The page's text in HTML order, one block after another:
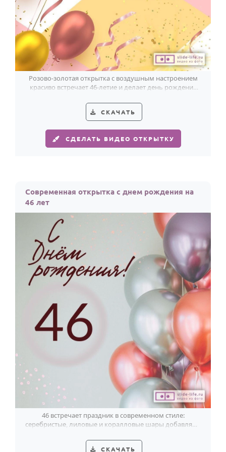
КОМУ
Женщине
Мужчине
Маме
Папе
Детям
Все родственники
ПЕРСОНАЛЬНЫЕ
Пожелания
Розово-золотая открытка с воздушным настроением
красиво встречает 46-летие и делает день рождения
СКАЧАТЬ
СДЕЛАТЬ ВИДЕО ОТКРЫТКУ
Современная открытка с днем рождения на
46 лет
46 встречает праздник в современном стиле:
серебристые, лиловые и коралловые шары добавляют
СКАЧАТЬ